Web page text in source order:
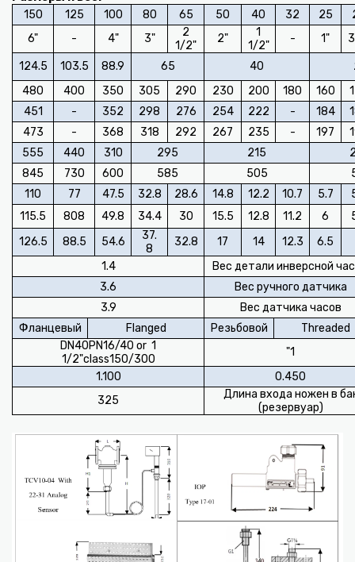
25
32
40
50
65
80
100
125
150
1"
-
1
1/2"
2"
2
1/2"
3"
4"
-
6"
40
65
88.9
103.5
124.5
160
180
200
230
290
305
350
400
480
184
-
222
254
276
298
352
-
451
197
-
235
267
292
318
368
-
473
215
295
310
440
555
505
585
600
730
845
5.7
10.7
12.2
14.8
28.6
32.8
47.5
77
110
6
11.2
12.8
15.5
30
34.4
49.8
808
115.5
6.5
12.3
14
17
32.8
37.
8
54.6
88.5
126.5
Вес детали инверсной
1.4
Вес ручного датчика
3.6
Вес датчика часов
3.9
Threaded
Резьбовой
Flanged
Фланцевый
1"
DN40PN16/40 or 1
1/2"class150/300
0.450
1.100
Длина входа ножен в
(резервуар)
325